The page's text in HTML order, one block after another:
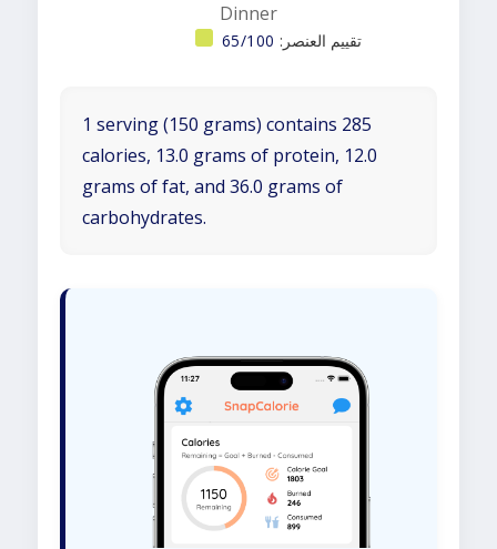
Dinner
تقييم العنصر: 65/100
1 serving (150 grams) contains 285
calories, 13.0 grams of protein, 12.0
grams of fat, and 36.0 grams of
carbohydrates.